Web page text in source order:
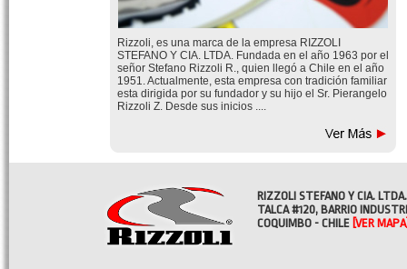
Rizzoli, es una marca de la empresa RIZZOLI
STEFANO Y CIA. LTDA. Fundada en el año 1963 por el
señor Stefano Rizzoli R., quien llegó a Chile en el año
1951. Actualmente, esta empresa con tradición familiar
esta dirigida por su fundador y su hijo el Sr. Pierangelo
Rizzoli Z. Desde sus inicios ....
RIZZOLI STEFANO Y CIA. LTDA.
TALCA #120, BARRIO
COQUIMBO - CHILE [VER